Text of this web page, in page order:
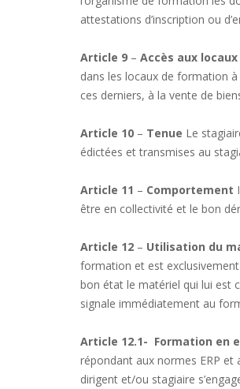
attestations d’inscription ou
Article 9 – Accès aux
dans les locaux de formation
ces derniers, à la vente de
Article 10 – Tenue Le
édictées et transmises au
Article 11 – Comportement
être en collectivité et le bon
Article 12 – Utilisation du
formation et est
bon état le matériel qui lui est
signale immédiatement au
Article 12.1- Formation en
répondant aux normes ERP
dirigent et/ou stagiaire